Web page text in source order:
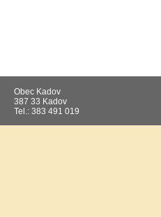
Obec Kadov
387 33 Kadov
Tel.: 383 491 019